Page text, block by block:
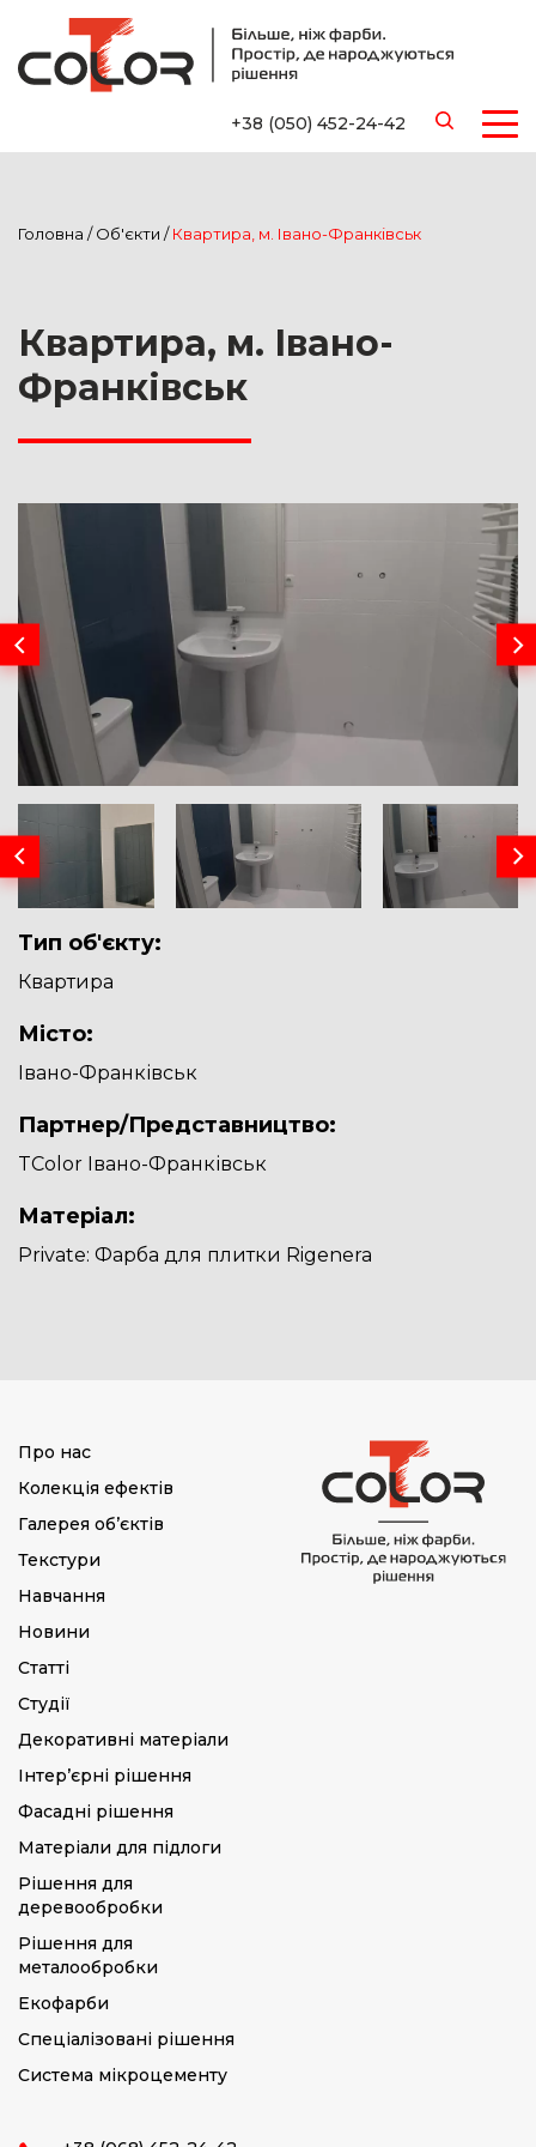
+38 (050) 452-24-42
Головна /Об'єкти /Квартира, м. Івано-Франківськ
Квартира, м. Івано-
Франківськ
Тип об'єкту:
Квартира
Місто:
Івано-Франківськ
Партнер/Представництво:
TColor Івано-Франківськ
Матеріал:
Private: Фарба для плитки Rigenera
Про нас
Колекція ефектів
Галерея об’єктів
Текстури
Навчання
Новини
Статті
Студії
Декоративні матеріали
Інтер’єрні рішення
Фасадні рішення
Матеріали для підлоги
Рішення для
деревообробки
Рішення для
металообробки
Екофарби
Спеціалізовані рішення
Система мікроцементу